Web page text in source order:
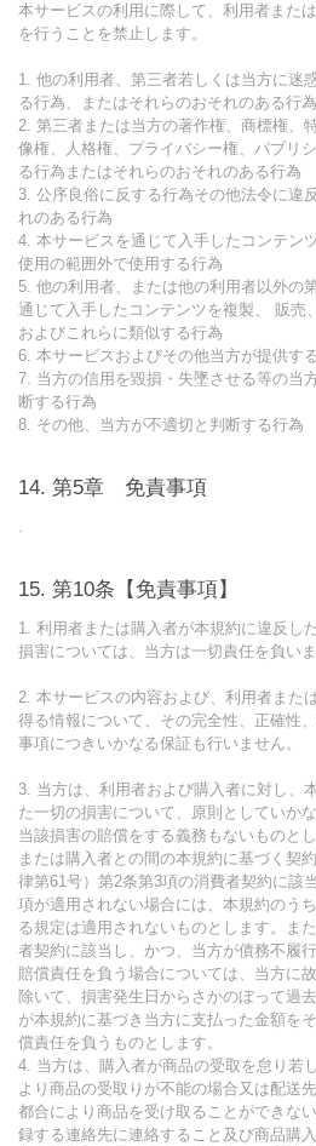
本サービスの利用に際して、利用者また
を行うことを禁止します。
1. 他の利用者、第三者若しくは当方に迷
る行為、またはそれらのおそれのある行為
2. 第三者または当方の著作権、商標権、
像権、人格権、プライバシー権、パブリ
る行為またはそれらのおそれのある行為
3. 公序良俗に反する行為その他法令に違
れのある行為
4. 本サービスを通じて入手したコンテン
使用の範囲外で使用する行為
5. 他の利用者、または他の利用者以外の
通じて入手したコンテンツを複製、 販売
およびこれらに類似する行為
6. 本サービスおよびその他当方が提供す
7. 当方の信用を毀損・失墜させる等の当
断する行為
8. その他、当方が不適切と判断する行為
第5章 免責事項
.
第10条【免責事項】
1. 利用者または購入者が本規約に違反し
損害については、当方は一切責任を負いま
2. 本サービスの内容および、利用者また
得る情報について、その完全性、正確性
事項につきいかなる保証も行いません。
3. 当方は、利用者および購入者に対し、
た一切の損害について、原則としていか
当該損害の賠償をする義務もないものと
または購入者との間の本規約に基づく契
律第61号）第2条第3項の消費者契約に該
項が適用されない場合には、本規約のう
る規定は適用されないものとします。ま
者契約に該当し、かつ、当方が債務不履
賠償責任を負う場合については、当方に
除いて、損害発生日からさかのぼって過
が本規約に基づき当方に支払った金額を
償責任を負うものとします。
4. 当方は、購入者が商品の受取を怠り若
より商品の受取りが不能の場合又は配送
都合により商品を受け取ることができな
録する連絡先に連絡すること及び商品購